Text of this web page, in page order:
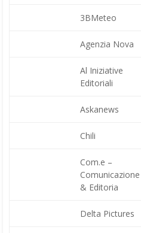
3BMeteo
Agenzia Nova
Al Iniziative
Editoriali
Askanews
Chili
Com.e –
Comunicazione
& Editoria
Delta Pictures